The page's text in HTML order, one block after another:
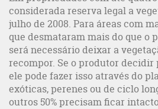
considerada reserva legal a
julho de 2008. Para áreas com
que desmataram mais do que o
será necessário deixar a
recompor. Se o produtor decidir
ele pode fazer isso através do
exóticas, perenes ou de ciclo
outros 50% precisam ficar